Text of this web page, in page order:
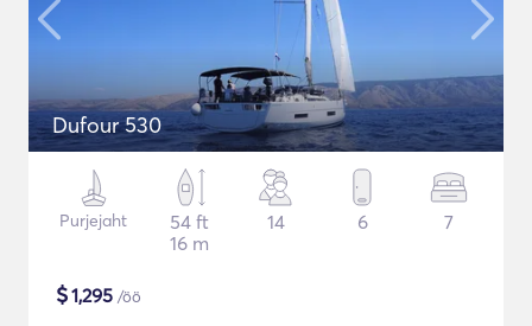
Dufour 530
Purjejaht
54 ft
16 m
14 6 7
$1,295 /öö